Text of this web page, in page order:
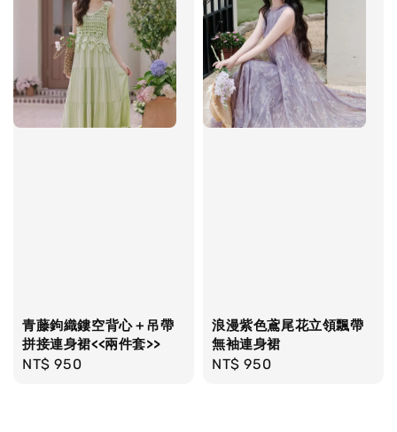
青藤鉤織鏤空背心＋吊帶
拼接連身裙<<兩件套>>
Regular
NT$ 950
浪漫紫色鳶尾花立領飄帶
無袖連身裙
Regular
NT$ 950